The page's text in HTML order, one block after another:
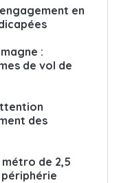
en
:
de vol de
des
de 2,5